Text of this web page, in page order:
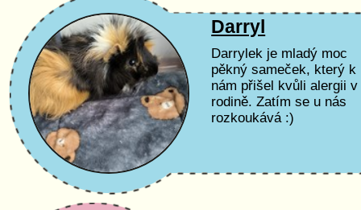
Darryl
Darrylek je mladý moc
pěkný sameček, který k
nám přišel kvůli alergii v
rodině. Zatím se u nás
rozkoukává :)